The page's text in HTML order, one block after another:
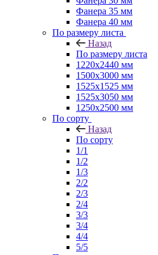
Фанера 35 мм
Фанера 40 мм
По размеру листа
Назад
По размеру листа
1220х2440 мм
1500х3000 мм
1525x1525 мм
1525х3050 мм
1250х2500 мм
По сорту
Назад
По сорту
1/1
1/2
1/3
2/2
2/3
2/4
3/3
3/4
4/4
5/5